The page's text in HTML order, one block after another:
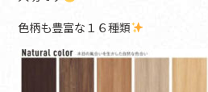
色柄も豊富な１６種類